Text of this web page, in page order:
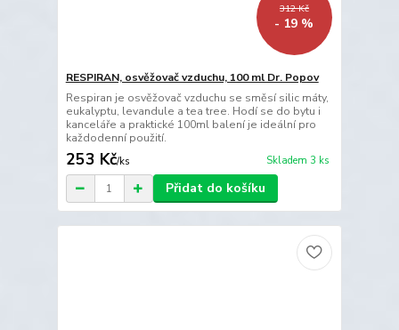
312 Kč
- 19 %
RESPIRAN, osvěžovač vzduchu, 100 ml Dr. Popov
Respiran je osvěžovač vzduchu se směsí silic máty,
eukalyptu, levandule a tea tree. Hodí se do bytu i
kanceláře a praktické 100ml balení je ideální pro
každodenní použití.
253 Kč/ks Skladem 3 ks
Přidat do košíku